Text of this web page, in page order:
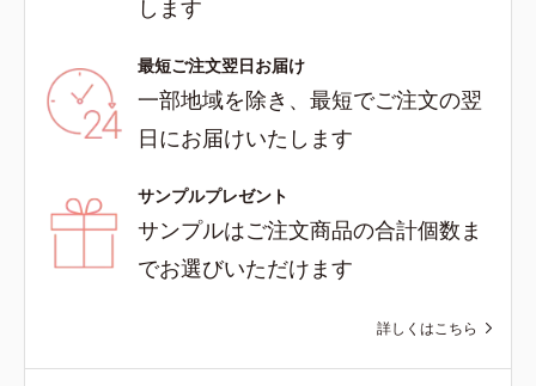
します
最短ご注文翌日お届け
一部地域を除き、最短でご注文の翌
日にお届けいたします
サンプルプレゼント
サンプルはご注文商品の合計個数ま
でお選びいただけます
詳しくはこちら